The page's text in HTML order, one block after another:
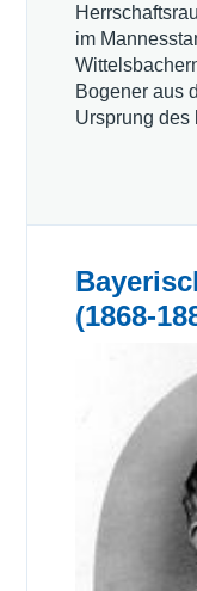
im
Bogener aus
Ursprung des
(1868-